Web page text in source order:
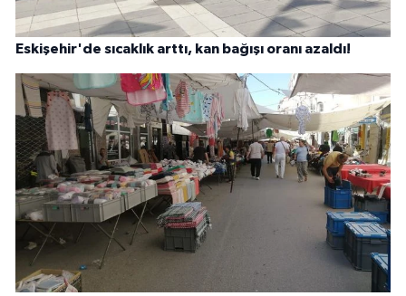
Eskişehir'de sıcaklık arttı, kan bağışı oranı azaldı!